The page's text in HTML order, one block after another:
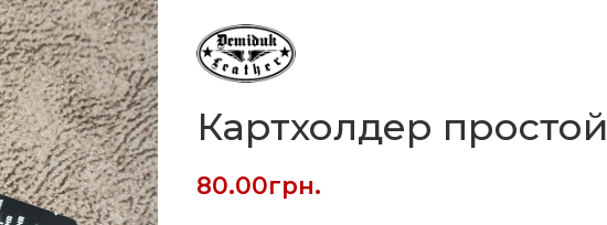
Картхолдер простой
80.00грн.